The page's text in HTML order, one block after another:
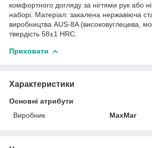
комфортного догляду за нігтями рук або
наборі. Матеріал: закалена нержавіюча
виробництва AUS-8A (високовуглецева,
твердість 58±1 HRC.
Приховати
Характеристики
Основні атрибути
Виробник
MaxMar